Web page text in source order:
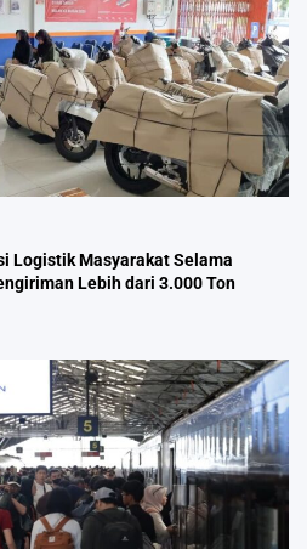
Logistik Masyarakat Selama
Lebih dari 3.000 Ton